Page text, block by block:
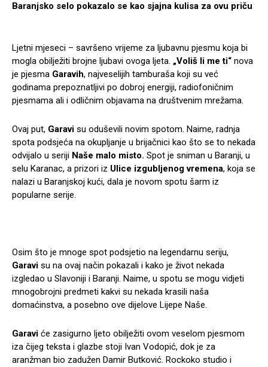
Baranjsko selo pokazalo se kao sjajna kulisa za ovu priču
Ljetni mjeseci – savršeno vrijeme za ljubavnu pjesmu koja bi
mogla obilježiti brojne ljubavi ovoga ljeta. „Voliš li me ti“ nova
je pjesma Garavih, najveselijih tamburaša koji su već
godinama prepoznatljivi po dobroj energiji, radiofoničnim
pjesmama ali i odličnim objavama na društvenim mrežama.
Ovaj put, Garavi su oduševili novim spotom. Naime, radnja
spota podsjeća na okupljanje u brijačnici kao što se to nekada
odvijalo u seriji Naše malo misto. Spot je sniman u Baranji, u
selu Karanac, a prizori iz Ulice izgubljenog vremena, koja se
nalazi u Baranjskoj kući, dala je novom spotu šarm iz
popularne serije.
Osim što je mnoge spot podsjetio na legendarnu seriju,
Garavi su na ovaj način pokazali i kako je život nekada
izgledao u Slavoniji i Baranji. Naime, u spotu se mogu vidjeti
mnogobrojni predmeti kakvi su nekada krasili naša
domaćinstva, a posebno ove dijelove Lijepe Naše.
Garavi će zasigurno ljeto obilježiti ovom veselom pjesmom
iza čijeg teksta i glazbe stoji Ivan Vodopić, dok je za
aranžman bio zadužen Damir Butković. Rockoko studio i